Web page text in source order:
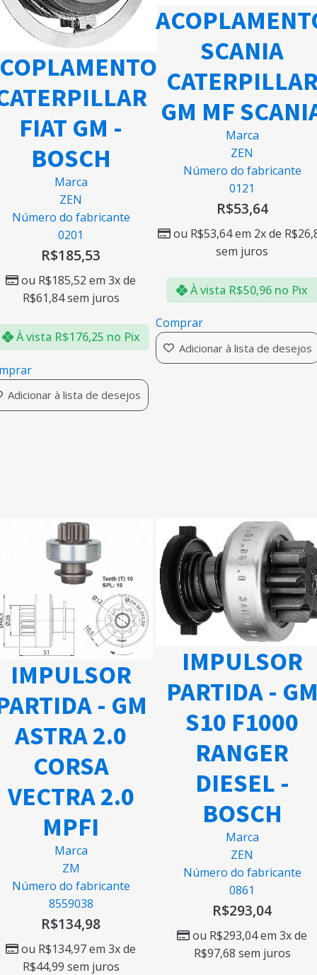
FIAT GM -
BOSCH
Marca
ZEN
Número do fabricante
0201
R$185,53
ou R$185,52 em 3x de
R$61,84sem juros
À vista R$176,25 no Pix
Adicionar à lista de desejos
SCANIA
GM MF
Marca
ZEN
Número do fabricante
0121
R$53,64
ou R$53,64em 2x de R$
sem juros
À vista R$50,96 no Pix
Comprar
Adicionar à lista de desejos
IMPULSOR
- GM
ASTRA 2.0
CORSA
VECTRA 2.0
MPFI
Marca
ZM
Número do fabricante
8559038
R$134,98
ou R$134,97em 3x de
R$44,99 sem juros
IMPULSOR
PARTIDA -
S10 F1000
RANGER
DIESEL -
BOSCH
Marca
ZEN
Número do fabricante
0861
R$293,04
ou R$293,04em 3x de
R$97,68 sem juros